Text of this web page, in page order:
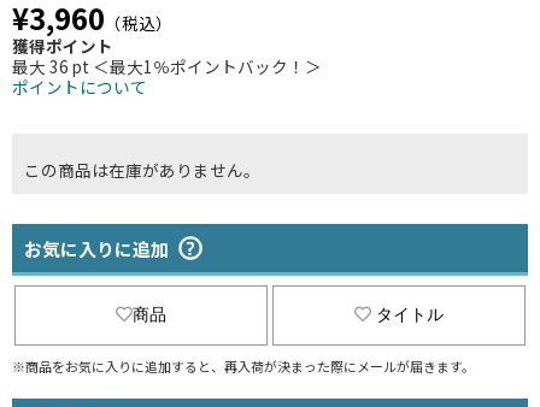
¥3,960 （税込）
獲得ポイント
最大 36 pt ＜最大1％ポイントバック！＞
ポイントについて
この商品は在庫がありません。
お気に入りに追加
商品 タイトル
※商品をお気に入りに追加すると、再入荷が決まった際にメールが届きます。